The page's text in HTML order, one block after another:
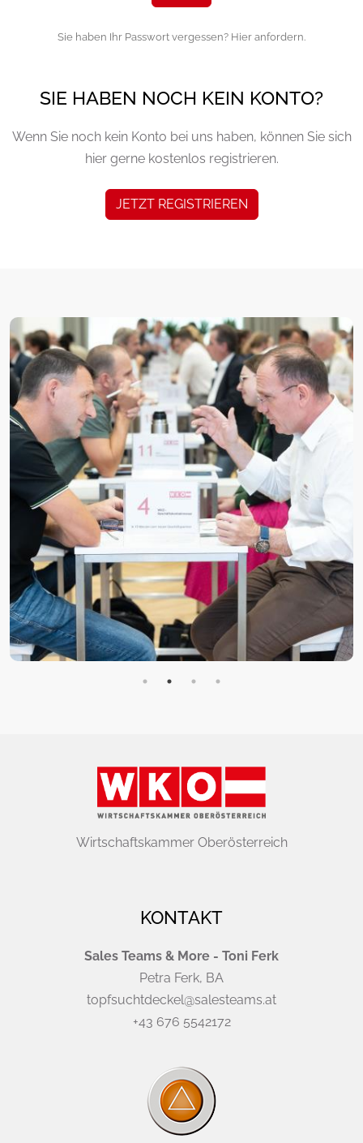
Sie haben Ihr Passwort vergessen? Hier anfordern.
SIE HABEN NOCH KEIN KONTO?
Wenn Sie noch kein Konto bei uns haben, können Sie sich
hier gerne kostenlos registrieren.
JETZT REGISTRIEREN
Wirtschaftskammer Oberösterreich
KONTAKT
Sales Teams & More - Toni Ferk
Petra Ferk, BA
topfsuchtdeckel@salesteams.at
+43 676 5542172